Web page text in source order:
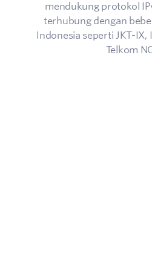
mendukung protokol
terhubung dengan
Indonesia seperti JKT-IX,
Telkom